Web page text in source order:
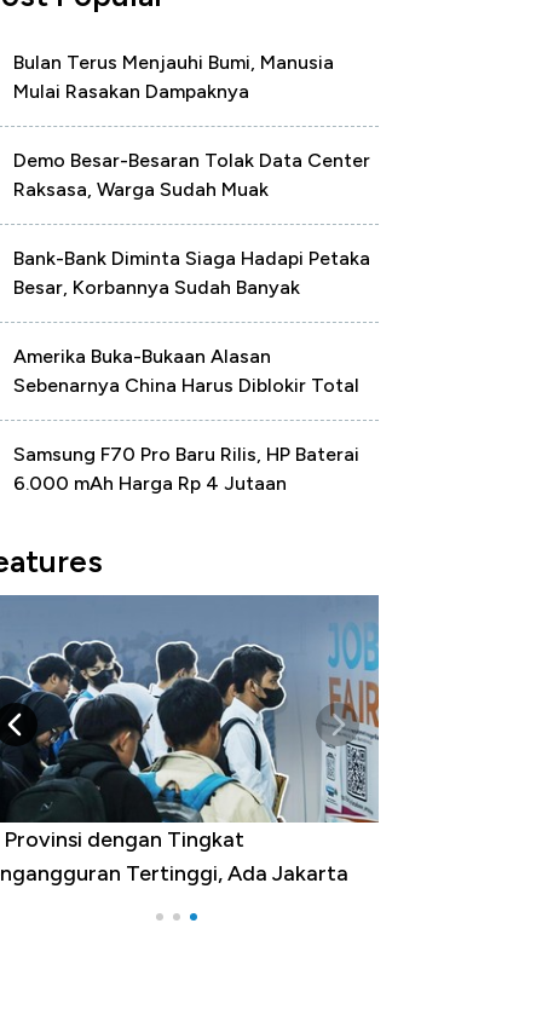
Bulan Terus Menjauhi Bumi, Manusia
Mulai Rasakan Dampaknya
Demo Besar-Besaran Tolak Data Center
Raksasa, Warga Sudah Muak
Bank-Bank Diminta Siaga Hadapi Petaka
Besar, Korbannya Sudah Banyak
Amerika Buka-Bukaan Alasan
Sebenarnya China Harus Diblokir Total
Samsung F70 Pro Baru Rilis, HP Baterai
6.000 mAh Harga Rp 4 Jutaan
Provinsi dengan Tingkat
Tertinggi, Ada Jakarta